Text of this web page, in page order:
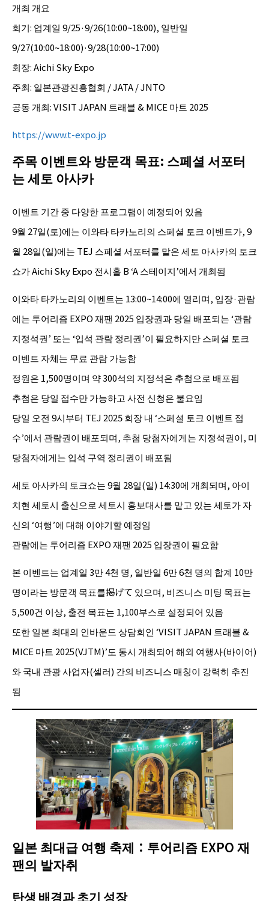
개최 개요
회기: 업계일 9/25·9/26(10:00~18:00), 일반일
9/27(10:00~18:00)·9/28(10:00~17:00)
회장: Aichi Sky Expo
주최: 일본관광진흥협회 / JATA / JNTO
공동 개최: VISIT JAPAN 트래블 & MICE 마트 2025
https://www.t-expo.jp
주목 이벤트와 방문객 목표: 스페셜 서포터
는 세토 아사카
이벤트 기간 중 다양한 프로그램이 예정되어 있음
9월 27일(토)에는 이와타 타카노리의 스페셜 토크 이벤트가, 9
월 28일(일)에는 TEJ 스페셜 서포터를 맡은 세토 아사카의 토크
쇼가 Aichi Sky Expo 전시홀 B ‘A 스테이지’에서 개최됨
이와타 타카노리의 이벤트는 13:00~14:00에 열리며, 입장·관람
에는 투어리즘 EXPO 재팬 2025 입장권과 당일 배포되는 ‘관람
지정석권’ 또는 ‘입석 관람 정리권’이 필요하지만 스페셜 토크
이벤트 자체는 무료 관람 가능함
정원은 1,500명이며 약 300석의 지정석은 추첨으로 배포됨
추첨은 당일 접수만 가능하고 사전 신청은 불요임
당일 오전 9시부터 TEJ 2025 회장 내 ‘스페셜 토크 이벤트 접
수’에서 관람권이 배포되며, 추첨 당첨자에게는 지정석권이, 미
당첨자에게는 입석 구역 정리권이 배포됨
세토 아사카의 토크쇼는 9월 28일(일) 14:30에 개최되며, 아이
치현 세토시 출신으로 세토시 홍보대사를 맡고 있는 세토가 자
신의 ‘여행’에 대해 이야기할 예정임
관람에는 투어리즘 EXPO 재팬 2025 입장권이 필요함
본 이벤트는 업계일 3만 4천 명, 일반일 6만 6천 명의 합계 10만
명이라는 방문객 목표를掲げて 있으며, 비즈니스 미팅 목표는
5,500건 이상, 출전 목표는 1,100부스로 설정되어 있음
또한 일본 최대의 인바운드 상담회인 ‘VISIT JAPAN 트래블 &
MICE 마트 2025(VJTM)’도 동시 개최되어 해외 여행사(바이어)
와 국내 관광 사업자(셀러) 간의 비즈니스 매칭이 강력히 추진
됨
일본 최대급 여행 축제：투어리즘 EXPO 재
팬의 발자취
탄생 배경과 초기 성장